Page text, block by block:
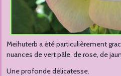
Meihuterb a été particulièrement
nuances de vert pâle, de rose, de
Une profonde délicatesse.